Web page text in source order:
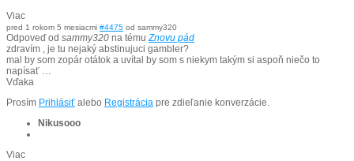
Viac
pred 1 rokom 5 mesiacmi #4475 od sammy320
Odpoveď od sammy320 na témuZnovu pád
zdravím , je tu nejaký abstinujuci gambler?
mal by som zopár otátok a uvítal by som s niekym takým si aspoň niečo to
napísať …
Vďaka
Prosím Prihlásiť alebo Registrácia pre zdieľanie konverzácie.
Nikusooo
Viac